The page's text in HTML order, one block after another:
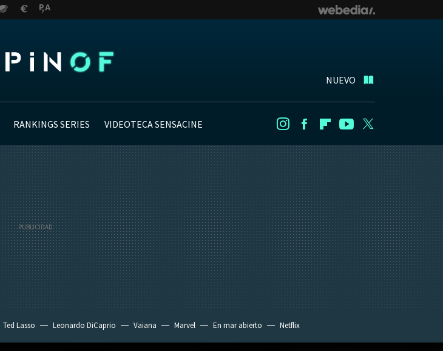
NUEVO
RANKINGS SERIES VIDEOTECA SENSACINE InstagramFacebookFlipboard
Youtube
Ted Lasso Leonardo DiCaprio Vaiana Marvel En mar abierto Netflix